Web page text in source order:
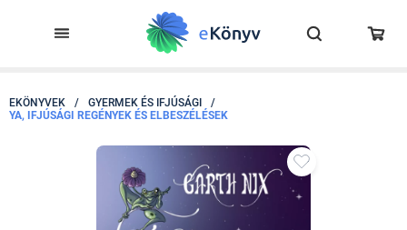
EKÖNYVEK / GYERMEK ÉS IFJÚSÁGI
/
YA, IFJÚSÁGI REGÉNYEK ÉS ELBESZÉLÉSEK